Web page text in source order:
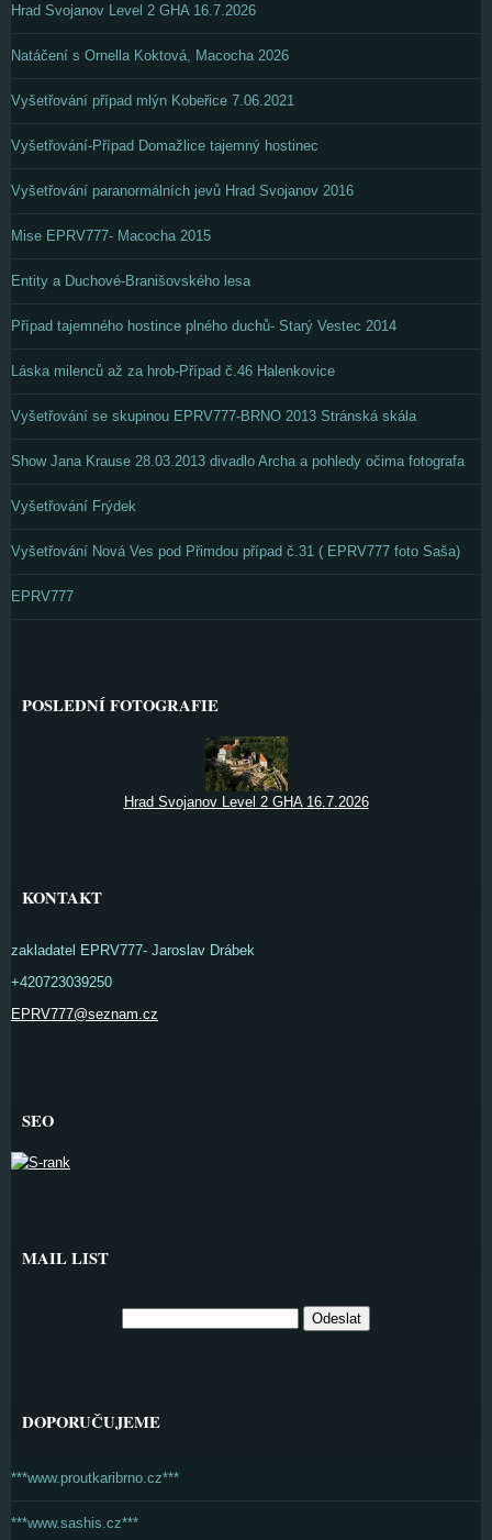
Hrad Svojanov Level 2 GHA 16.7.2026
Natáčení s Ornella Koktová, Macocha 2026
Vyšetřování případ mlýn Kobeřice 7.06.2021
Vyšetřování-Případ Domažlice tajemný hostinec
Vyšetřování paranormálních jevů Hrad Svojanov 2016
Mise EPRV777- Macocha 2015
Entity a Duchové-Branišovského lesa
Případ tajemného hostince plného duchů- Starý Vestec 2014
Láska milenců až za hrob-Případ č.46 Halenkovice
Vyšetřování se skupinou EPRV777-BRNO 2013 Stránská skála
Show Jana Krause 28.03.2013 divadlo Archa a pohledy očima fotografa
Vyšetřování Frýdek
Vyšetřování Nová Ves pod Přimdou případ č.31 ( EPRV777 foto Saša)
EPRV777
POSLEDNÍ FOTOGRAFIE
Hrad Svojanov Level 2 GHA 16.7.2026
KONTAKT
zakladatel EPRV777- Jaroslav Drábek
+420723039250
EPRV777@seznam.cz
SEO
MAIL LIST
DOPORUČUJEME
***www.proutkaribrno.cz***
***www.sashis.cz***